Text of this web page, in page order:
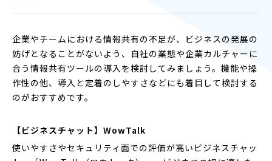
企業やチームにおける情報共有の不足が、ビジネスの発展の
妨げとなることがないよう、自社の業態や企業カルチャーに
合う情報共有ツールの導入を検討してみましょう。機能や操
作性の他、導入と定着のしやすさなどにも着目して検討する
のがおすすめです。
【ビジネスチャット】WowTalk
使いやすさやセキュリティ面での評価が高いビジネスチャッ